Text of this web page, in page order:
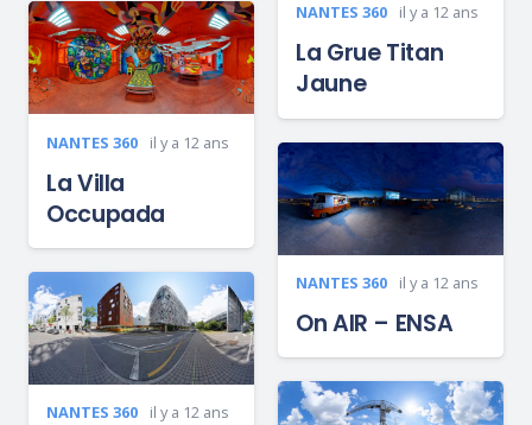
NANTES 360 il y a 12 ans
La Grue Titan
Jaune
NANTES 360 il y a 12 ans
La Villa
Occupada
NANTES 360 il y a 12 ans
On AIR – ENSA
NANTES 360 il y a 12 ans